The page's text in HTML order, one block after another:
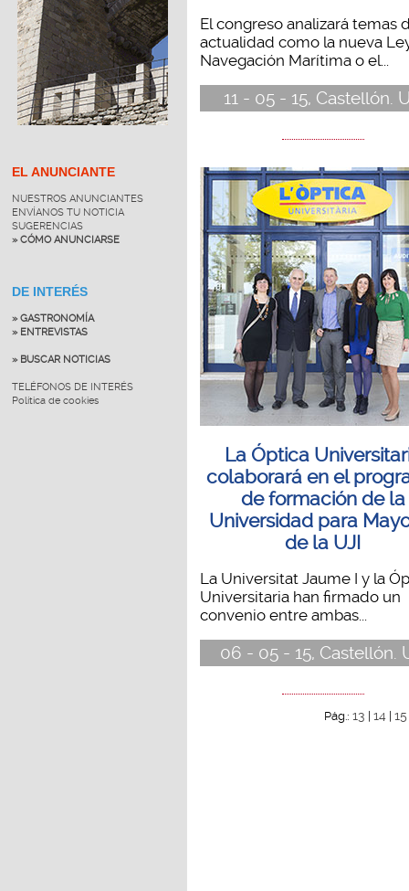
EL ANUNCIANTE
NUESTROS ANUNCIANTES
ENVÍANOS TU NOTICIA
SUGERENCIAS
» CÓMO ANUNCIARSE
DE INTERÉS
» GASTRONOMÍA
» ENTREVISTAS
» BUSCAR NOTICIAS
TELÉFONOS DE INTERÉS
Política de cookies
El congreso analizará temas
actualidad como la nueva
Navegación Marítima o el...
11 - 05 - 15, Castellón.
La Óptica
colaborará en el
de formación de la
Universidad para
de la UJI
La Universitat Jaume I y la
Universitaria han firmado un
convenio entre ambas...
06 - 05 - 15, Castellón.
Pág.: 13 14| 15